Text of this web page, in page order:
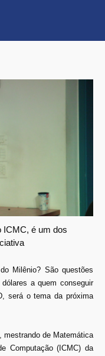
ICMC, é um dos
Milênio? São questões
a quem conseguir
será o tema da próxima
mestrando de Matemática
Computação (ICMC) da